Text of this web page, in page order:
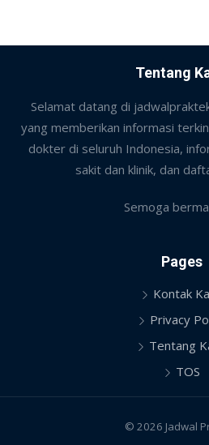
Tentang
Selamat datang di
yang memberikan informasi
dokter di seluruh Indonesia,
sakit dan klinik, dan
Semoga
Pages
Kontak
Privacy
Tentang
TOS
© 2026 Jadwal